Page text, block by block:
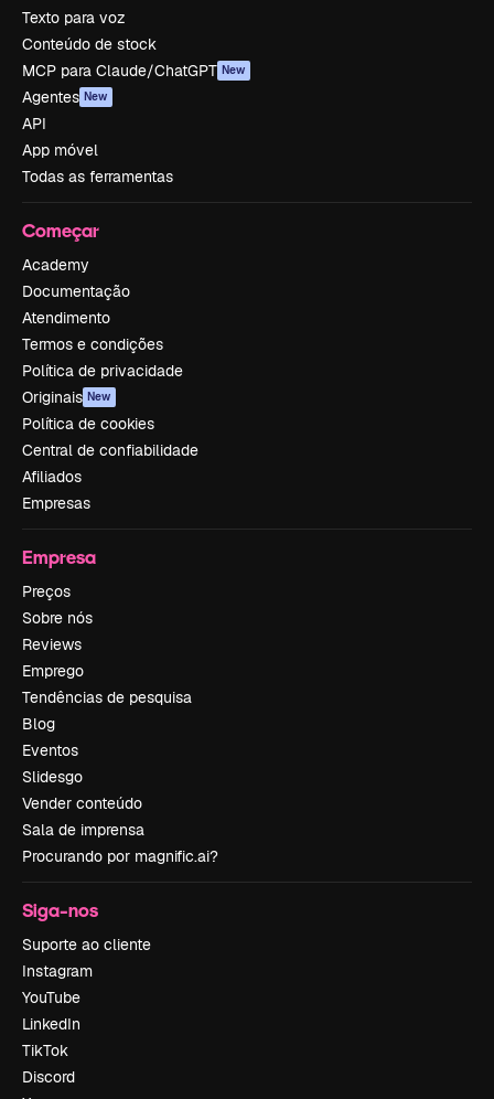
Texto para voz
Conteúdo de stock
MCP para Claude/ChatGPT New
Agentes New
API
App móvel
Todas as ferramentas
Começar
Academy
Documentação
Atendimento
Termos e condições
Política de privacidade
Originais New
Política de cookies
Central de confiabilidade
Afiliados
Empresas
Empresa
Preços
Sobre nós
Reviews
Emprego
Tendências de pesquisa
Blog
Eventos
Slidesgo
Vender conteúdo
Sala de imprensa
Procurando por magnific.ai?
Siga-nos
Suporte ao cliente
Instagram
YouTube
LinkedIn
TikTok
Discord